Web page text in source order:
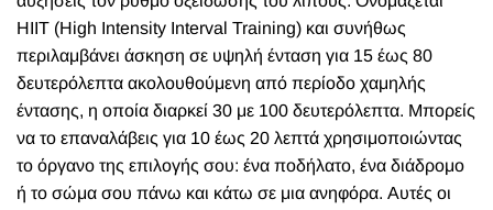
HIIT (High Intensity Interval Training) και συνήθως
περιλαμβάνει άσκηση σε υψηλή ένταση για 15 έως 80
δευτερόλεπτα ακολουθούμενη από περίοδο χαμηλής
έντασης, η οποία διαρκεί 30 με 100 δευτερόλεπτα. Μπορείς
να το επαναλάβεις για 10 έως 20 λεπτά χρησιμοποιώντας
το όργανο της επιλογής σου: ένα ποδήλατο, ένα διάδρομο
ή το σώμα σου πάνω και κάτω σε μια ανηφόρα. Αυτές οι